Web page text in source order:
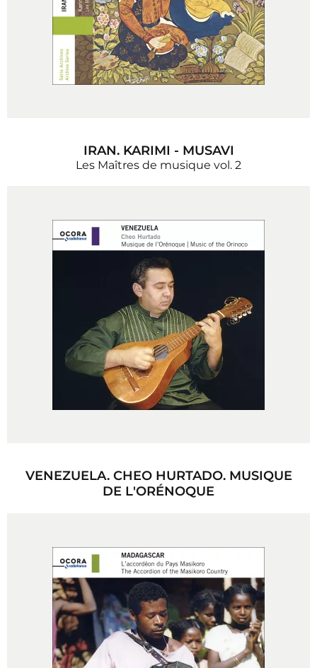
IRAN. KARIMI - MUSAVI
Les Maîtres de musique vol. 2
VENEZUELA. CHEO HURTADO. MUSIQUE
DE L'ORÉNOQUE